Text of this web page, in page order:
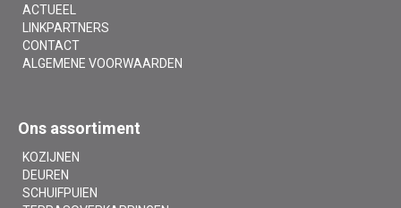
ACTUEEL
LINKPARTNERS
CONTACT
ALGEMENE VOORWAARDEN
Ons assortiment
KOZIJNEN
DEUREN
SCHUIFPUIEN